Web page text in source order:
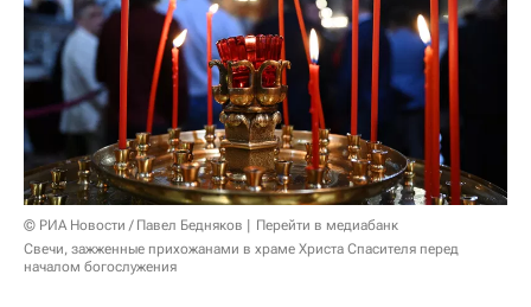
© РИА Новости / Павел Бедняков
Перейти в медиабанк
Свечи, зажженные прихожанами в храме Христа Спасителя перед
началом богослужения